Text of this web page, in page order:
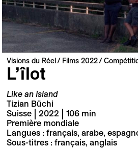
Visions du Réel Films 2022
L’îlot
Like an Island
Tizian Büchi
Suisse | 2022 | 106 min
Première mondiale
Langues : français, arabe,
Sous-titres : français, anglais